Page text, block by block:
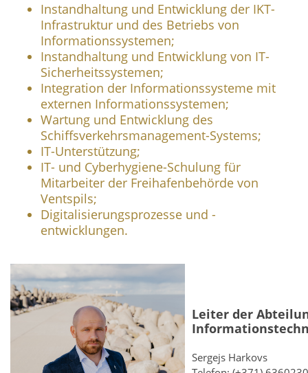
Instandhaltung und Entwicklung der IKT-
Infrastruktur und des Betriebs von
Informationssystemen;
Instandhaltung und Entwicklung von IT-
Sicherheitssystemen;
Integration der Informationssysteme mit
externen Informationssystemen;
Wartung und Entwicklung des
Schiffsverkehrsmanagement-Systems;
IT-Unterstützung;
IT- und Cyberhygiene-Schulung für
Mitarbeiter der Freihafenbehörde von
Ventspils;
Digitalisierungsprozesse und -
entwicklungen.
Leiter der
Sergejs Harkovs